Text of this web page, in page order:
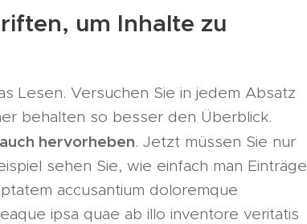
um Inhalte zu
Lesen. Versuchen Sie in jedem Absatz
behalten so besser den Überblick.
hervorheben. Jetzt müssen Sie nur
sehen Sie, wie einfach man Einträge
accusantium doloremque
ipsa quae ab illo inventore veritatis